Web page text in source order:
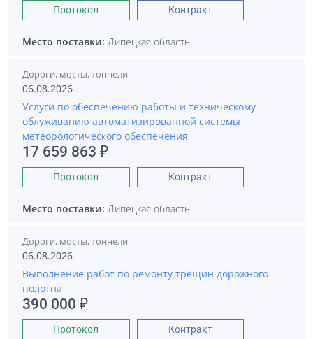
Протокол Контракт
Место поставки: Липецкая область
Дороги, мосты, тоннели
06.08.2026
Услуги по обеспечению работы и техническому
облуживанию автоматизированной системы
метеорологического обеспечения
17 659 863 ₽
Протокол Контракт
Место поставки: Липецкая область
Дороги, мосты, тоннели
06.08.2026
Выполнение работ по ремонту трещин дорожного
полотна
390 000 ₽
Протокол Контракт